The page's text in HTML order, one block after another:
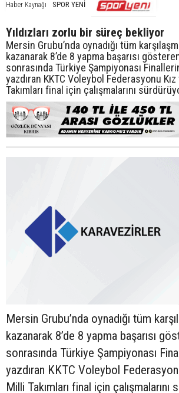
Haber Kaynağı SPOR YENİ
Yıldızları zorlu bir süreç bekliyor
Mersin Grubu’nda oynadığı tüm
kazanarak 8’de 8 yapma başarısı
sonrasında Türkiye Şampiyonası
yazdıran KKTC Voleybol Federasyonu
Takımları final için çalışmalarını
Mersin Grubu’nda oynadığı tüm
kazanarak 8’de 8 yapma başarısı
sonrasında Türkiye Şampiyonası
yazdıran KKTC Voleybol
Milli Takımları final için çalışmalarını